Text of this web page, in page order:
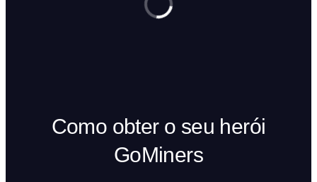
Como obter o seu herói
GoMiners